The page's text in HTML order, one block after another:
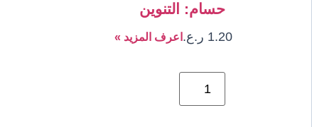
حسام: التنوين
1.20 ر.ع. اعرف المزيد »